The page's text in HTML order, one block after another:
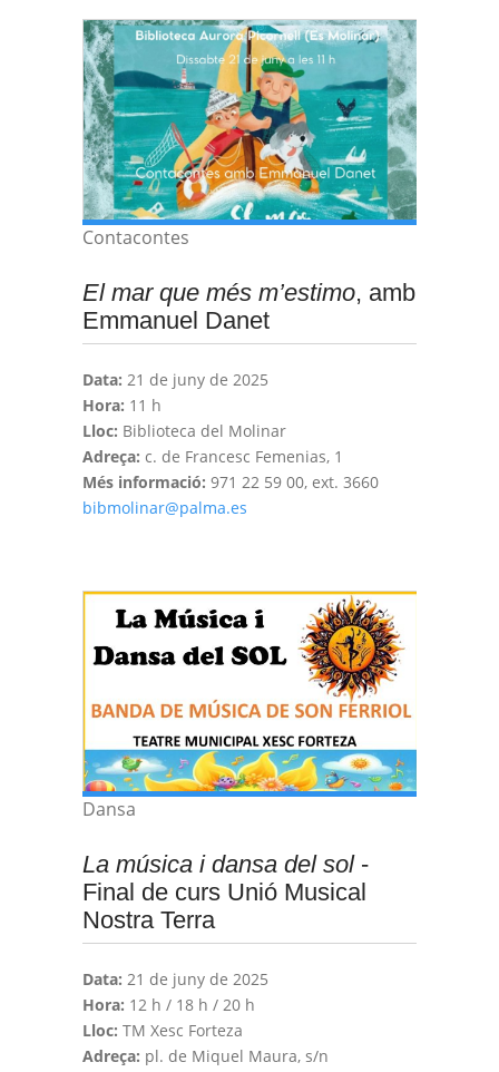
Contacontes
El mar que més m’estimo, amb
Emmanuel Danet
Data: 21 de juny de 2025
Hora: 11 h
Lloc: Biblioteca del Molinar
Adreça: c. de Francesc Femenias, 1
Més informació: 971 22 59 00, ext. 3660
bibmolinar@palma.es
Dansa
La música i dansa del sol-
Final de curs Unió Musical
Nostra Terra
Data: 21 de juny de 2025
Hora: 12 h / 18 h / 20 h
Lloc: TM Xesc Forteza
Adreça: pl. de Miquel Maura, s/n